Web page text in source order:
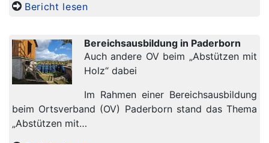
Bericht lesen
Bereichsausbildung in Paderborn
Auch andere OV beim „Abstützen mit
Holz“ dabei
Im Rahmen einer Bereichsausbildung
beim Ortsverband (OV) Paderborn stand das Thema
„Abstützen mit…